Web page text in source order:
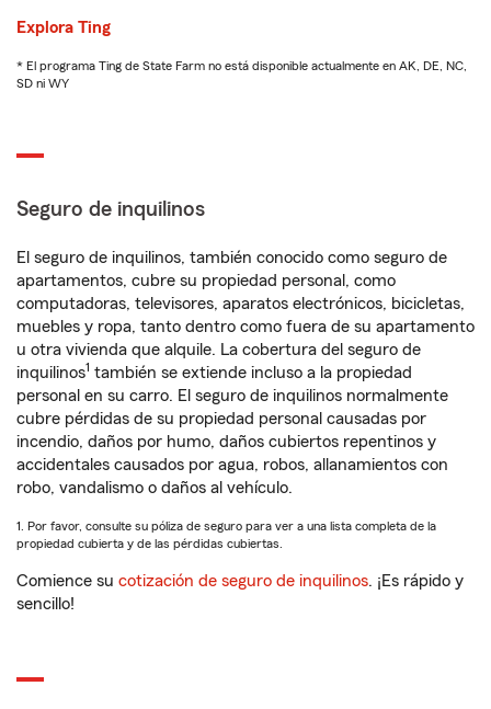
Explora Ting
* El programa Ting de State Farm no está disponible actualmente en AK, DE, NC,
SD ni WY
Seguro de inquilinos
El seguro de inquilinos, también conocido como seguro de
apartamentos, cubre su propiedad personal, como
computadoras, televisores, aparatos electrónicos, bicicletas,
muebles y ropa, tanto dentro como fuera de su apartamento
u otra vivienda que alquile. La cobertura del seguro de
inquilinos1 también se extiende incluso a la propiedad
personal en su carro. El seguro de inquilinos normalmente
cubre pérdidas de su propiedad personal causadas por
incendio, daños por humo, daños cubiertos repentinos y
accidentales causados por agua, robos, allanamientos con
robo, vandalismo o daños al vehículo.
1. Por favor, consulte su póliza de seguro para ver a una lista completa de la
propiedad cubierta y de las pérdidas cubiertas.
Comience su cotización de seguro de inquilinos. ¡Es rápido y
sencillo!